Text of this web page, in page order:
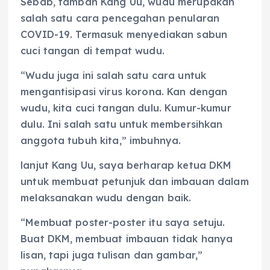
salah satu cara pencegahan penularan
COVID-19. Termasuk menyediakan sabun
cuci tangan di tempat wudu.
“Wudu juga ini salah satu cara untuk
mengantisipasi virus korona. Kan dengan
wudu, kita cuci tangan dulu. Kumur-kumur
dulu. Ini salah satu untuk membersihkan
anggota tubuh kita,” imbuhnya.
lanjut Kang Uu, saya berharap ketua DKM
untuk membuat petunjuk dan imbauan dalam
melaksanakan wudu dengan baik.
“Membuat poster-poster itu saya setuju.
Buat DKM, membuat imbauan tidak hanya
lisan, tapi juga tulisan dan gambar,”